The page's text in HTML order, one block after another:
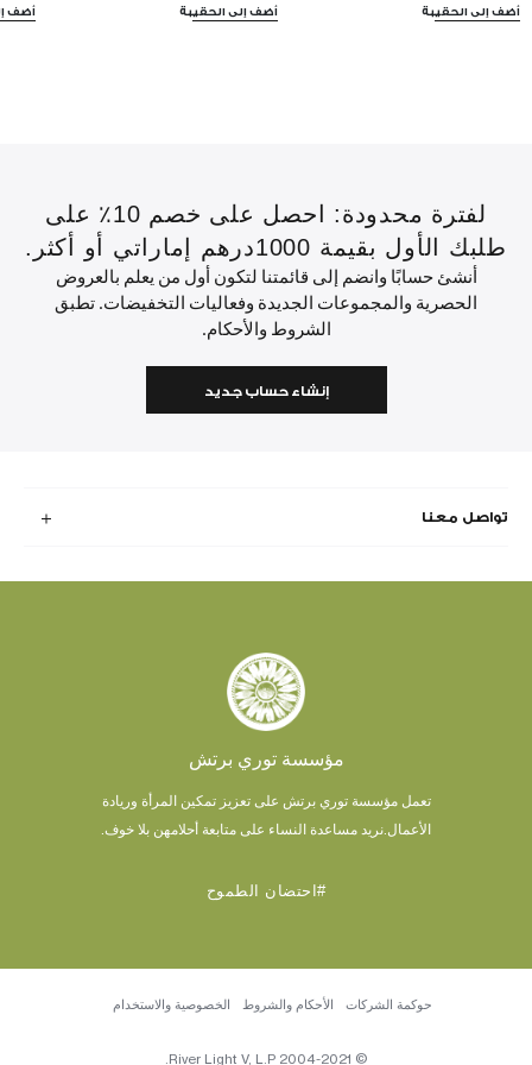
أضف إلى الحقيبة أضف إلى الحقيبة أضف
لفترة محدودة: احصل على خصم 10٪ على
طلبك الأول بقيمة 1000درهم إماراتي أو أكثر.
أنشئ حسابًا وانضم إلى قائمتنا لتكون أول من يعلم بالعروض
الحصرية والمجموعات الجديدة وفعاليات التخفيضات. تطبق
الشروط والأحكام.
إنشاء حساب جديد
تواصل معنا
مؤسسة توري برتش
تعمل مؤسسة توري برتش على تعزيز تمكين المرأة وريادة
الأعمال. نريد مساعدة النساء على متابعة أحلامهن بلا خوف.
#احتضان الطموح
© 2004-2021 River Light V, L.P.
حوكمة الشركات الأحكام والشروط الخصوصية والاستخدام